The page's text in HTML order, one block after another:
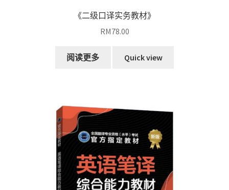
《二级口译实务教材》
RM78.00
阅读更多 Quick view